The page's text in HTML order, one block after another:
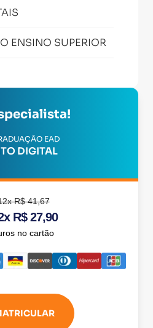
ENSINO SUPERIOR
EAD
DIGITAL
R$ 41,67
R$ 27,90
no cartão